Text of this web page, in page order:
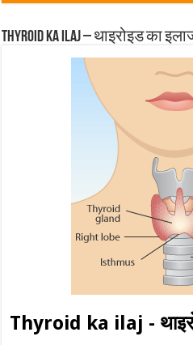
Thyroid ka ilaj – थाइरोइड का
Thyroid ka ilaj -